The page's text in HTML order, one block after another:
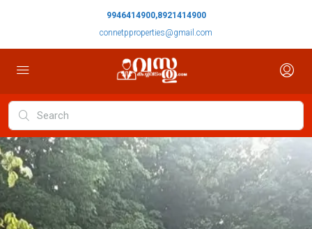
9946414900,8921414900
connetpproperties@gmail.com